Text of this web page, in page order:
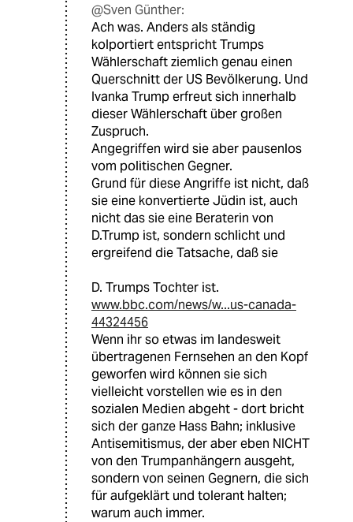
@Sven Günther:
Ach was. Anders als ständig
kolportiert entspricht Trumps
Wählerschaft ziemlich genau einen
Querschnitt der US Bevölkerung. Und
Ivanka Trump erfreut sich innerhalb
dieser Wählerschaft über großen
Zuspruch.
Angegriffen wird sie aber pausenlos
vom politischen Gegner.
Grund für diese Angriffe ist nicht, daß
sie eine konvertierte Jüdin ist, auch
nicht das sie eine Beraterin von
D.Trump ist, sondern schlicht und
ergreifend die Tatsache, daß sie
D. Trumps Tochter ist.
www.bbc.com/news/w...us-canada-
44324456
Wenn ihr so etwas im landesweit
übertragenen Fernsehen an den Kopf
geworfen wird können sie sich
vielleicht vorstellen wie es in den
sozialen Medien abgeht - dort bricht
sich der ganze Hass Bahn; inklusive
Antisemitismus, der aber eben NICHT
von den Trumpanhängern ausgeht,
sondern von seinen Gegnern, die sich
für aufgeklärt und tolerant halten;
warum auch immer.